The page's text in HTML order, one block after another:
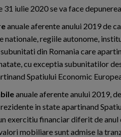
31 iulie 2020 se va face
anuale aferente anului 2019 de
regiile autonome,
din Romania care
cu exceptia subunitatilor
Spatiului Economic
anuale aferente anului 2019,
in state apartinand
exercitiu financiar diferit de
mobiliare sunt admise la